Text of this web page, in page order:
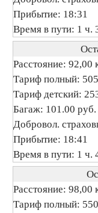
Прибытие: 18:31
Время в пути: 1 ч.
Расстояние: 92,00
Тариф полный:
Тариф детский:
Багаж: 101.00 руб.
Добровол.
Прибытие: 18:41
Время в пути: 1 ч.
Расстояние: 98,00
Тариф полный: